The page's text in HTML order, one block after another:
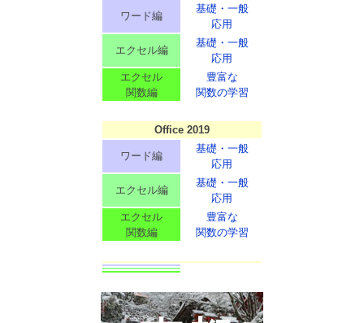
ワード編
基礎・一般
応用
エクセル編
基礎・一般
応用
エクセル
関数編
豊富な
関数の学習
Office 2019
ワード編
基礎・一般
応用
エクセル編
基礎・一般
応用
エクセル
関数編
豊富な
関数の学習